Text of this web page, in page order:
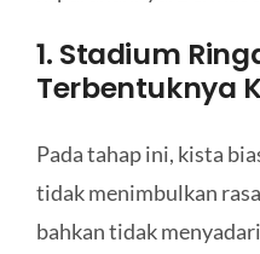
1. Stadium
Terbentuknya
Pada tahap ini, kista
tidak menimbulkan
bahkan tidak